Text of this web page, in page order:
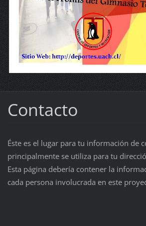
Contacto
Éste es el lugar para tu información de
principalmente se utiliza para tu
Esta página debería contener la
cada persona involucrada en este